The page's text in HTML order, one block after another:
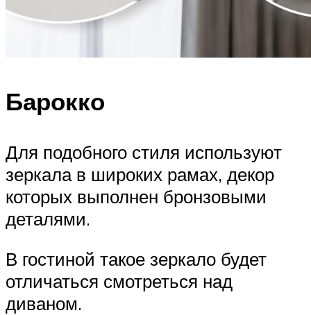
Барокко
Для подобного стиля используют
зеркала в широких рамах, декор
которых выполнен бронзовыми
деталями.
В гостиной такое зеркало будет
отличаться смотреться над
диваном.